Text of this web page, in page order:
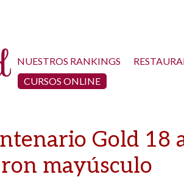
NUESTROS RANKINGS
CURSOS ONLINE
Gold 18
mayúsculo